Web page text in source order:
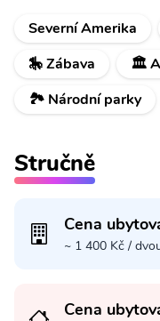
Severní Amerika
🎠 Zábava
🏛️
🏞️ Národní parky
Stručně
Cena
~ 1 400 Kč /
Cena